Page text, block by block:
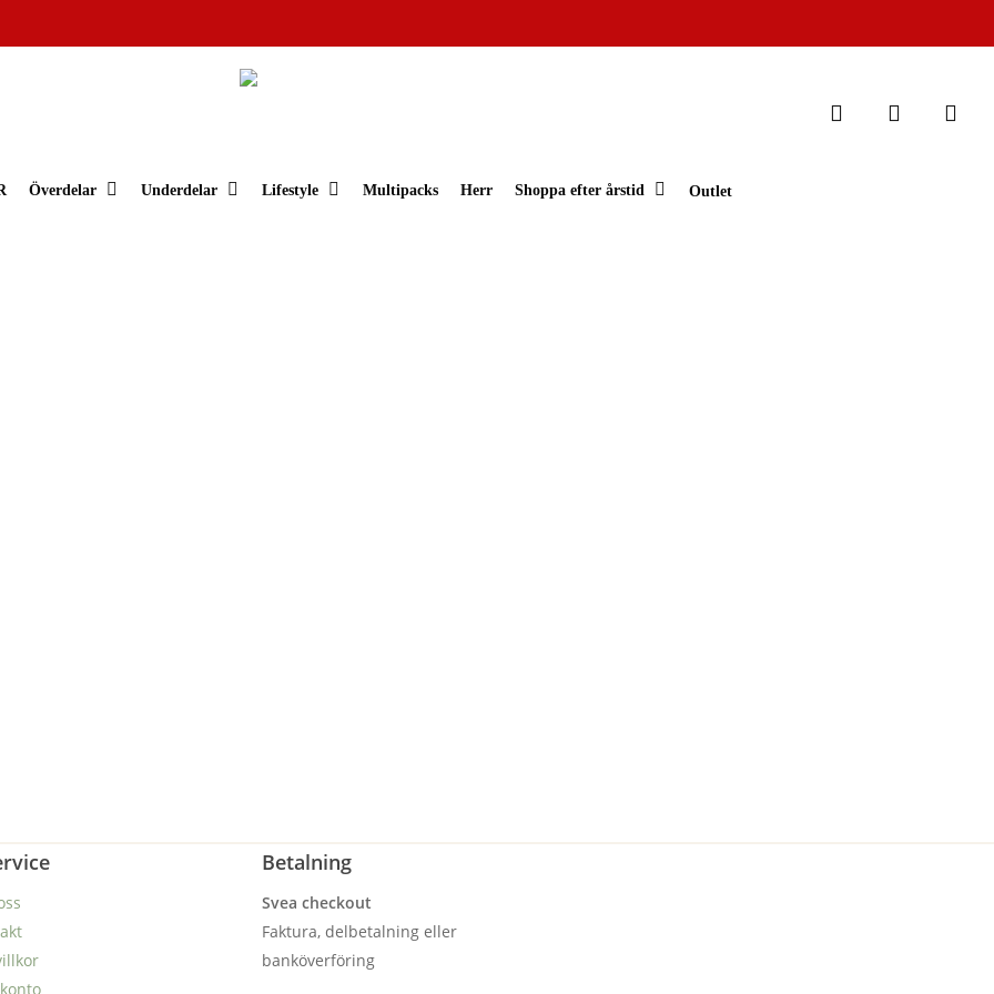
Överdelar Underdelar Lifestyle Multipacks Herr Shoppa efter årstid Outlet
Stäng
Betalning
Svea checkout
Faktura, delbetalning eller
banköverföring